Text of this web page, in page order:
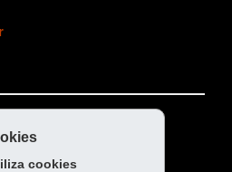
Facookies